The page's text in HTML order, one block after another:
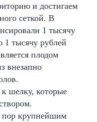
и достигаем
сеткой. В
1 тысячу
1 тысячу рублей
плодом
внезапно
к шелку, которые
пор крупнейшим